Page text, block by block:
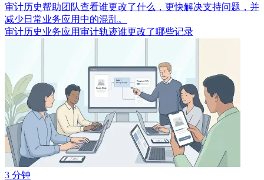
审计历史帮助团队查看谁更改了什么，更快解决支持问题，并
减少日常业务应用中的混乱。
审计历史业务应用审计轨迹谁更改了哪些记录
3 分钟